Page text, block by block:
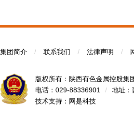
集团简介 / 联系我们 / 法律声明 /
版权所有：陕西有色金属控股集
电话：029-88336901
/
地址：
技术支持： 网是科技